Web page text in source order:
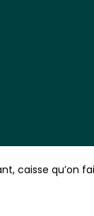
caisse qu’on